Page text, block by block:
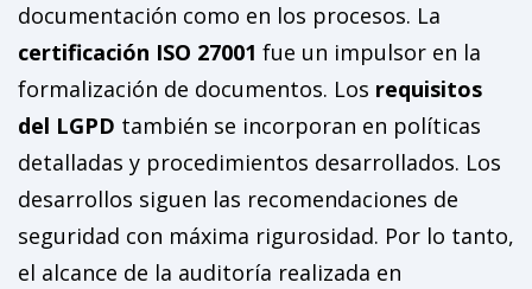
documentación como en los procesos. La
certificación ISO 27001 fue un impulsor en la
formalización de documentos. Los requisitos
del LGPD también se incorporan en políticas
detalladas y procedimientos desarrollados. Los
desarrollos siguen las recomendaciones de
seguridad con máxima rigurosidad. Por lo tanto,
el alcance de la auditoría realizada en